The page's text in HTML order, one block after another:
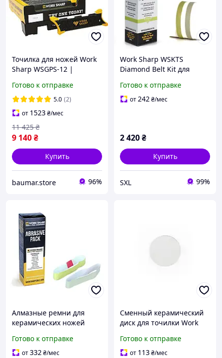
Точилка для ножей Work
Sharp WSGPS-12 |
карманных точилок
Готово к отправке
5.0 (2)
от 1523₴/мес
9 140₴
11 425 ₴
Купить
baumar.store 96%
Work Sharp WSKTS
Diamond Belt Kit для
ножей набор алмазных
лент P180 и P1500 для
Готово к отправке
от242₴/мес
2 420₴
Купить
SXL 99%
Алмазные ремни для
керамических ножей
и 1500 грит 2 шт для
электрической точилки
Готово к отправке
от332₴/мес
Сменный керамический
диск для точилки Work
финишная доводка
лезвий с прямым краем
Готово к отправке
от 113₴/мес